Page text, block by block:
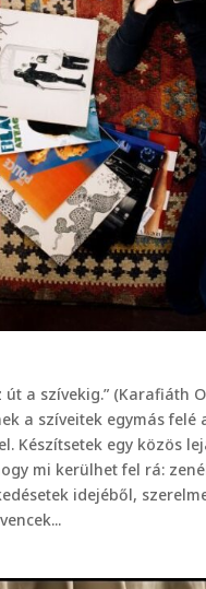
út a szívekig.” (Karafiáth
a szíveitek egymás felé
Készítsetek egy közös
mi kerülhet fel rá:
idejéből,